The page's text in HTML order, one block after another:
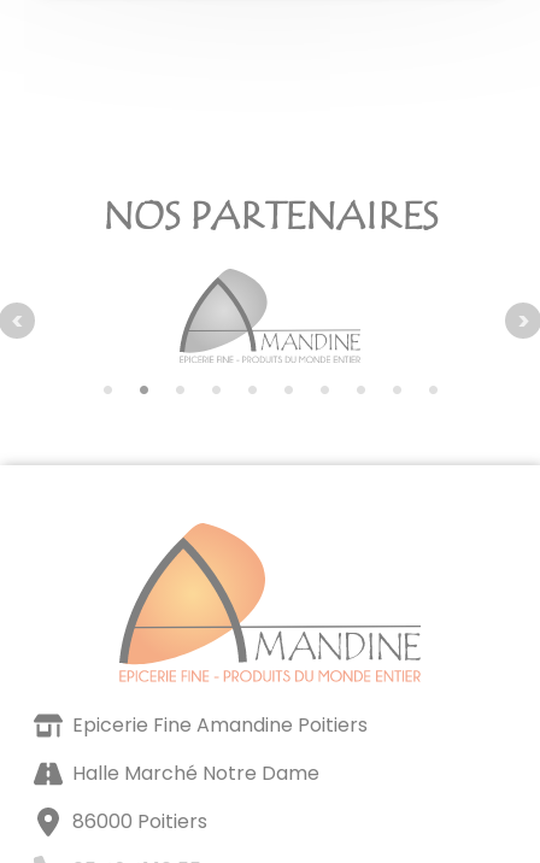
NOS PARTENAIRES
Epicerie Fine Amandine Poitiers
Halle Marché Notre Dame
86000 Poitiers